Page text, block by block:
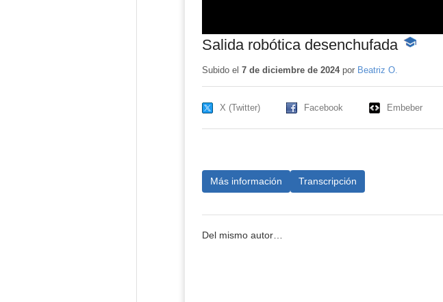
Salida robótica desenchufada -
Subido el 7 de diciembre de 2024por Beatriz O.
X (Twitter) Facebook Embeber
Más información Transcripción
Del mismo autor…